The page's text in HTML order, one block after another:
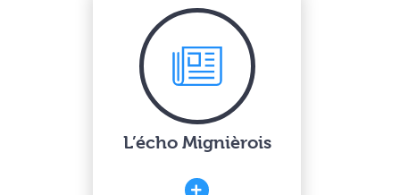
L’écho Mignièrois